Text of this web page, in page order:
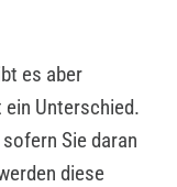
es aber
Unterschied.
Sie daran
diese